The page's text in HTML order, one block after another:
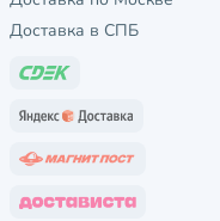
Доставка в СПБ